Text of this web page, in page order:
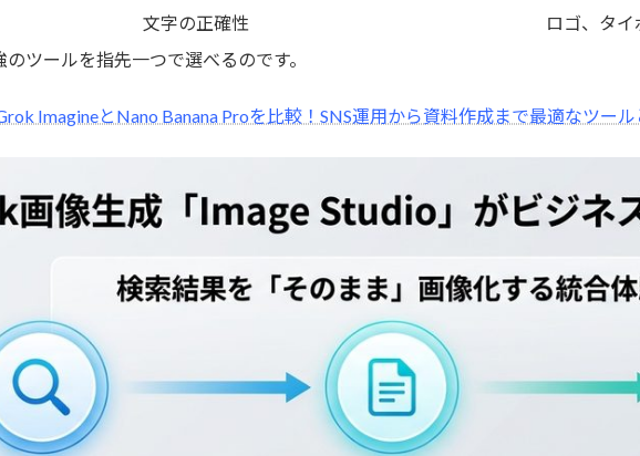
文字の正確性
ロゴ、タ
ツールを指先一つで選べるのです。
ImagineとNano Banana Proを比較！SNS運用から資料作成まで最適なツー